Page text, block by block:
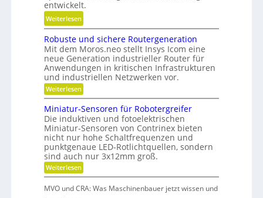
e
r
e
n
s
c
a
f
t
i
n
d
e
r
K
u
n
s
t
s
r
e
e
t
r
i
e
b
s
z
e
i
t
d
a
n
entwickelt.
Weiterlesen:
B
a
t
t
e
r
i
e
-
u
n
d
g
e
t
Robuste und sichere Routergeneration
Mit dem Moros.neo stellt Insys Icom eine
neue Generation industrieller Router für
Anwendungen in kritischen Infrastrukturen
und industriellen Netzwerken vor.
Weiterlesen:
R
o
b
u
s
e
u
n
d
s
i
Miniatur-Sensoren für Robotergreifer
Die induktiven und fotoelektrischen
Miniatur-Sensoren von Contrinex bieten
nicht nur hohe Schaltfrequenzen und
punktgenaue LED-Rotlichtquellen, sondern
sind auch nur 3x12mm groß.
Weiterlesen:
M
n
MVO und CRA: Was Maschinenbauer jetzt wissen und